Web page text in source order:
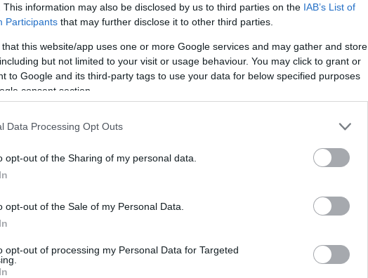
This information may also be disclosed by us to third parties on the IAB’s List of
Participants that may further disclose it to other third parties.
that this website/app uses one or more Google services and may gather and store
but not limited to your visit or usage behaviour. You may click to grant or
to Google and its third-party tags to use your data for below specified purposes
consent section.
Data Processing Opt Outs
opt-out of the Sharing of my personal data.
opt-out of the Sale of my Personal Data.
opt-out of processing my Personal Data for Targeted
e pratica del consenso
Save the Children, evidenzia un dato
dell’importanza di chiedere il
all’interno di una relazione. Ma, ecco il